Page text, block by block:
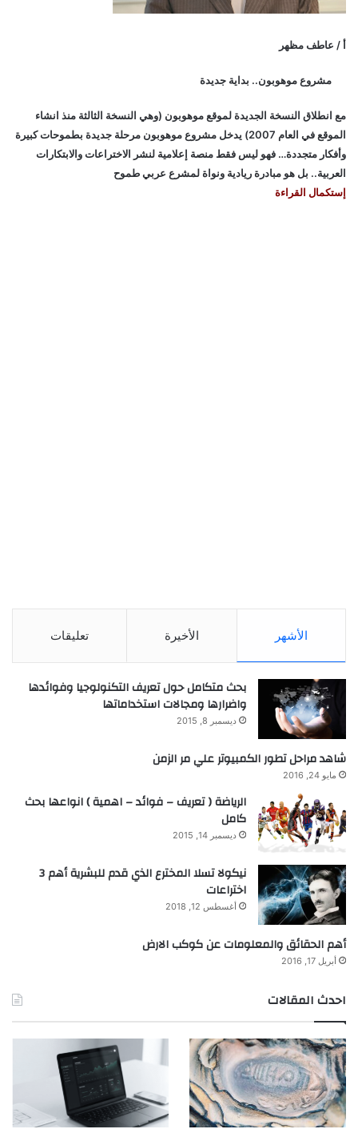
أ / عاطف مظهر
مشروع موهوبون.. بداية جديدة
مع انطلاق النسخة الجديدة لموقع موهوبون (وهي النسخة الثالثة منذ انشاء
الموقع في العام 2007) يدخل مشروع موهوبون مرحلة جديدة بطموحات كبيرة
وأفكار متجددة… فهو ليس فقط منصة إعلامية لنشر الاختراعات والابتكارات
العربية.. بل هو مبادرة ريادية ونواة لمشرع عربي طموح
إستكمال القراءة
الأشهر الأخيرة تعليقات
بحث متكامل حول تعريف التكنولوجيا وفوائدها
واضرارها ومجالات استخداماتها
ديسمبر 8, 2015
شاهد مراحل تطور الكمبيوتر علي مر الزمن
مايو 24, 2016
الرياضة ( تعريف – فوائد – اهمية ) انواعها بحث
كامل
ديسمبر 14, 2015
نيكولا تسلا المخترع الذي قدم للبشرية أهم 3
اختراعات
أغسطس 12, 2018
أهم الحقائق والمعلومات عن كوكب الارض
أبريل 17, 2016
احدث المقالات